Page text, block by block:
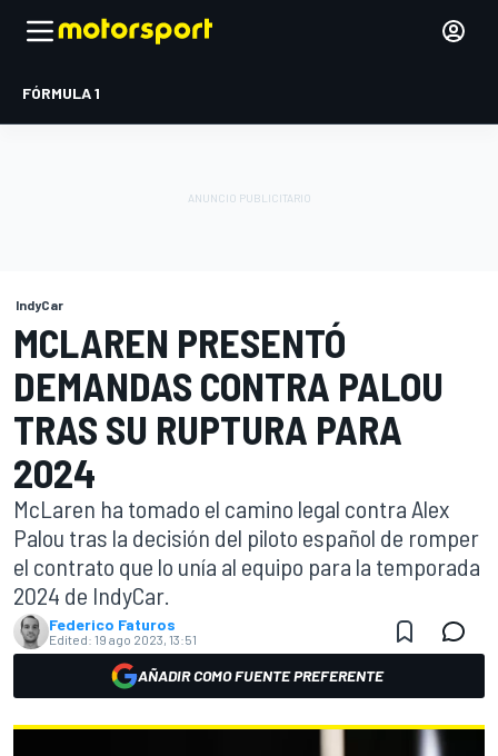
FÓRMULA 1
IndyCar
MCLAREN PRESENTÓ
DEMANDAS CONTRA PALOU
TRAS SU RUPTURA PARA
2024
McLaren ha tomado el camino legal contra Alex
Palou tras la decisión del piloto español de romper
el contrato que lo unía al equipo para la temporada
2024 de IndyCar.
Federico Faturos
Edited: 19 ago 2023, 13:51
AÑADIR COMO FUENTE PREFERENTE